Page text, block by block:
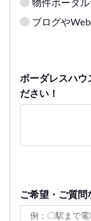
ブログや
ボーダレスハウ
ださい！
ご希望・ご質問